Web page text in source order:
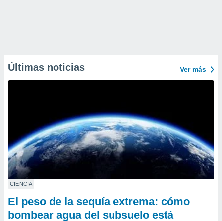
Últimas noticias Ver más
CIENCIA
El peso de la sequía extrema: cómo
bombear agua del subsuelo está